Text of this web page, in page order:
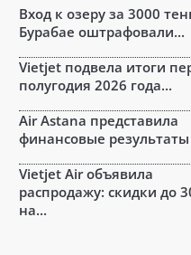
Вход к озеру за 3000
Бурабае оштрафовали...
Vietjet подвела итоги
полугодия 2026 года...
Air Astana представила
финансовые результаты
Vietjet Air объявила
распродажу: скидки до
на...